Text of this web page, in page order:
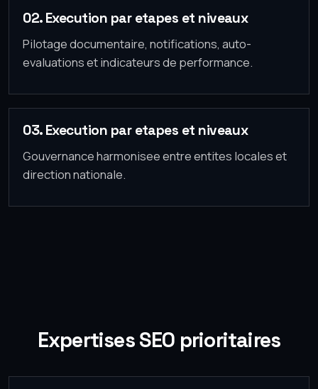
02. Execution par etapes et niveaux
Pilotage documentaire, notifications, auto-
evaluations et indicateurs de performance.
03. Execution par etapes et niveaux
Gouvernance harmonisee entre entites locales et
direction nationale.
Expertises SEO prioritaires